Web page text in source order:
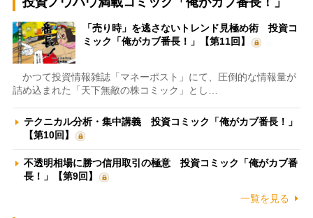
「売り時」を逃さないトレンド見極め術 投資コ
ミック「俺がカブ番長！」【第11回】
かつて投資情報雑誌「マネーポスト」にて、圧倒的な情報量が
詰め込まれた「天下無敵の株コミック」とし…
テクニカル分析・集中講義 投資コミック「俺がカブ番長！」
【第10回】
不透明相場に勝つ信用取引の極意 投資コミック「俺がカブ番
長！」【第9回】
一覧を見る